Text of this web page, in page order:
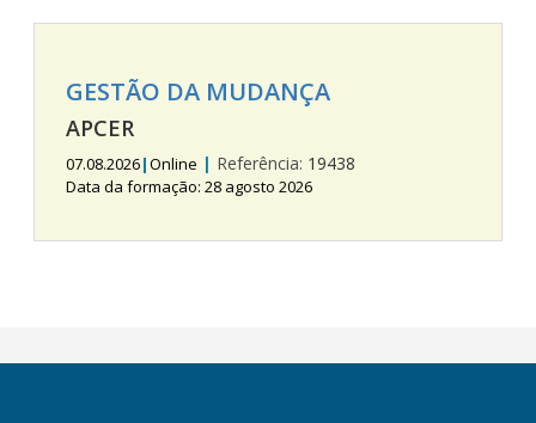
GESTÃO DA MUDANÇA
APCER
07.08.2026|Online | Referência: 19438
Data da formação: 28 agosto 2026